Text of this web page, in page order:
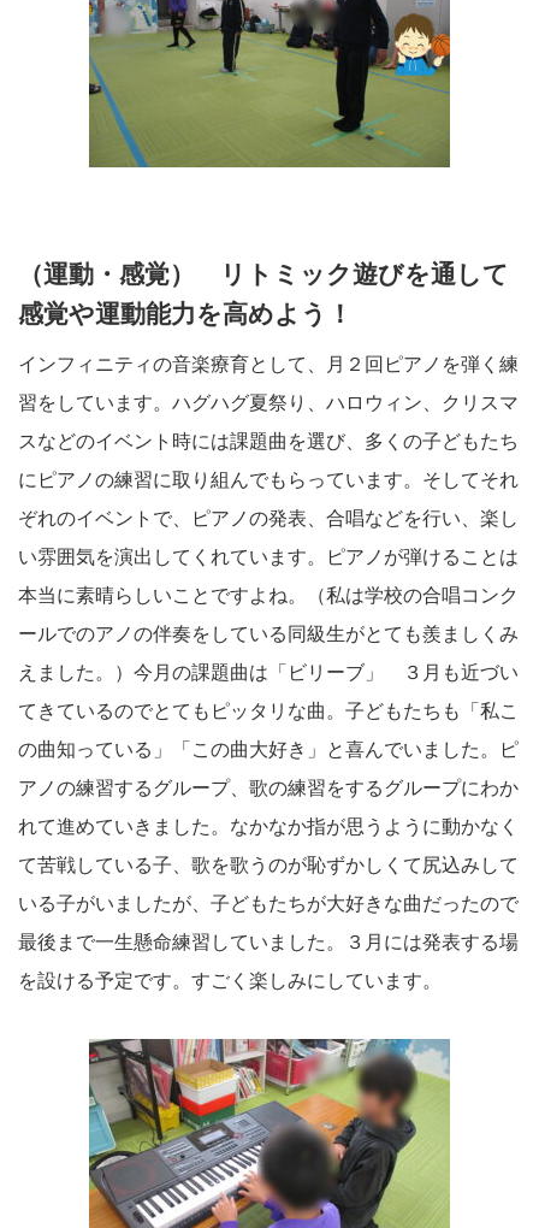
（運動・感覚） リトミック遊びを通して
感覚や運動能力を高めよう！
インフィニティの音楽療育として、月２回ピアノを弾く練
習をしています。ハグハグ夏祭り、ハロウィン、クリスマ
スなどのイベント時には課題曲を選び、多くの子どもたち
にピアノの練習に取り組んでもらっています。そしてそれ
ぞれのイベントで、ピアノの発表、合唱などを行い、楽し
い雰囲気を演出してくれています。ピアノが弾けることは
本当に素晴らしいことですよね。（私は学校の合唱コンク
ールでのアノの伴奏をしている同級生がとても羨ましくみ
えました。）今月の課題曲は「ビリーブ」 ３月も近づい
てきているのでとてもピッタリな曲。子どもたちも「私こ
の曲知っている」「この曲大好き」と喜んでいました。ピ
アノの練習するグループ、歌の練習をするグループにわか
れて進めていきました。なかなか指が思うように動かなく
て苦戦している子、歌を歌うのが恥ずかしくて尻込みして
いる子がいましたが、子どもたちが大好きな曲だったので
最後まで一生懸命練習していました。３月には発表する場
を設ける予定です。すごく楽しみにしています。